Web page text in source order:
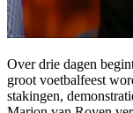
Over drie dagen
groot voetbalfeest
stakingen,